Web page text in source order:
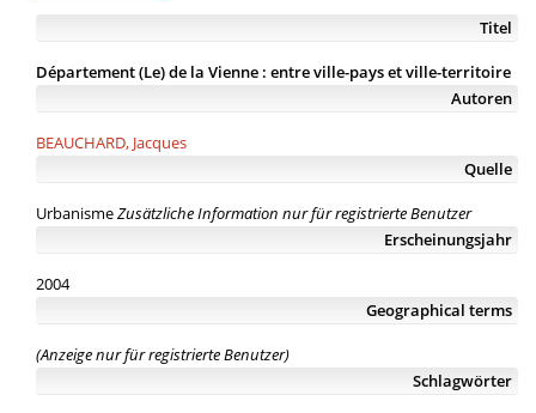
Titel
Département (Le) de la Vienne : entre ville-pays et ville-territoire
Autoren
BEAUCHARD, Jacques
Quelle
UrbanismeZusätzliche Information nur für registrierte Benutzer
Erscheinungsjahr
2004
Geographical terms
(Anzeige nur für registrierte Benutzer)
Schlagwörter